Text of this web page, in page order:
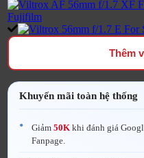
Thêm
Khuyến mãi toàn hệ thống
Giảm 50K khi đánh giá
Fanpage.